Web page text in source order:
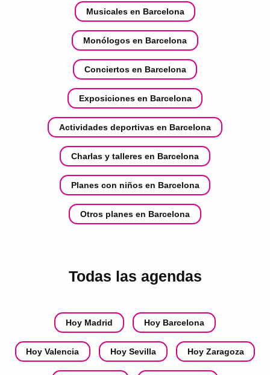
Musicales en Barcelona
Monólogos en Barcelona
Conciertos en Barcelona
Exposiciones en Barcelona
Actividades deportivas en Barcelona
Charlas y talleres en Barcelona
Planes con niños en Barcelona
Otros planes en Barcelona
Todas las agendas
Hoy Madrid Hoy Barcelona
Hoy Valencia Hoy Sevilla Hoy Zaragoza